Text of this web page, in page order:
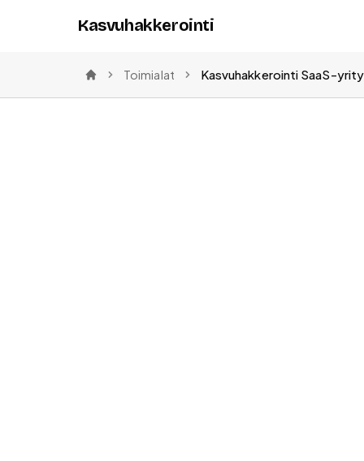
Kasvuhakkerointi
Etusivu
Toimialat